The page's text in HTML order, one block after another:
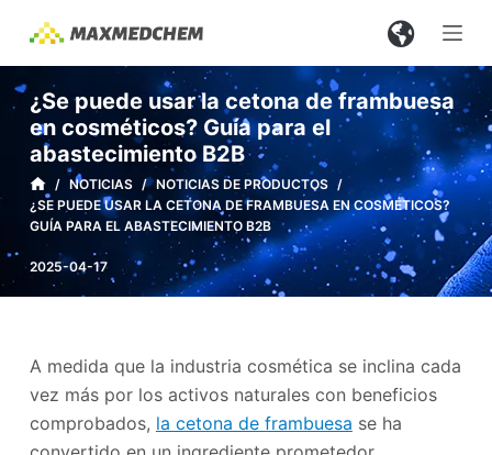
l
a
e
n
¿Se puede usar la cetona de frambuesa
en cosméticos? Guía para el
abastecimiento B2B
/ NOTICIAS / NOTICIAS DE PRODUCTOS /
¿SE PUEDE USAR LA CETONA DE FRAMBUESA EN COSMÉTICOS?
GUÍA PARA EL ABASTECIMIENTO B2B
2025-04-17
A medida que la industria cosmética se inclina cada
vez más por los activos naturales con beneficios
comprobados, la cetona de frambuesa se ha